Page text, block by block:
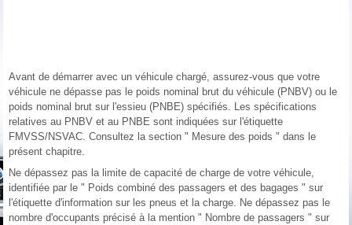
Avant de démarrer avec un véhicule chargé, assurez-vous que votre
véhicule ne dépasse pas le poids nominal brut du véhicule (PNBV) ou le
poids nominal brut sur l'essieu (PNBE) spécifiés. Les spécifications
relatives au PNBV et au PNBE sont indiquées sur l'étiquette
FMVSS/NSVAC. Consultez la section " Mesure des poids " dans le
présent chapitre.
Ne dépassez pas la limite de capacité de charge de votre véhicule,
identifiée par le " Poids combiné des passagers et des bagages " sur
l'étiquette d'information sur les pneus et la charge. Ne dépassez pas le
nombre d'occupants précisé à la mention " Nombre de passagers " sur